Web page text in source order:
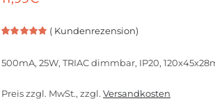
5, basierend
( Kundenrezension)
500mA, 25W, TRIAC dimmbar, IP20,
Preis zzgl. MwSt., zzgl. Versandkosten